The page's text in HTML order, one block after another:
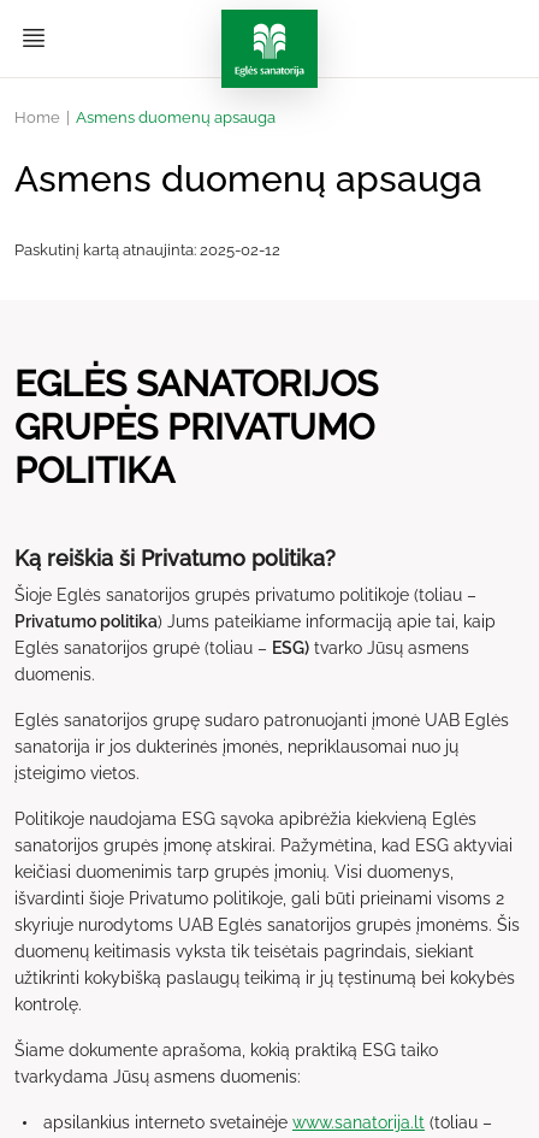
Home Asmens duomenų apsauga
Asmens duomenų apsauga
Paskutinį kartą atnaujinta: 2025-02-12
EGLĖS SANATORIJOS
GRUPĖS PRIVATUMO
POLITIKA
Ką reiškia ši Privatumo politika?
Šioje Eglės sanatorijos grupės privatumo politikoje (toliau –
Privatumo politika) Jums pateikiame informaciją apie tai, kaip
Eglės sanatorijos grupė (toliau – ESG) tvarko Jūsų asmens
duomenis.
Eglės sanatorijos grupę sudaro patronuojanti įmonė UAB Eglės
sanatorija ir jos dukterinės įmonės, nepriklausomai nuo jų
įsteigimo vietos.
Politikoje naudojama ESG sąvoka apibrėžia kiekvieną Eglės
sanatorijos grupės įmonę atskirai. Pažymėtina, kad ESG aktyviai
keičiasi duomenimis tarp grupės įmonių. Visi duomenys,
išvardinti šioje Privatumo politikoje, gali būti prieinami visoms 2
skyriuje nurodytoms UAB Eglės sanatorijos grupės įmonėms. Šis
duomenų keitimasis vyksta tik teisėtais pagrindais, siekiant
užtikrinti kokybišką paslaugų teikimą ir jų tęstinumą bei kokybės
kontrolę.
Šiame dokumente aprašoma, kokią praktiką ESG taiko
tvarkydama Jūsų asmens duomenis:
apsilankius interneto svetainėje www.sanatorija.lt (toliau –